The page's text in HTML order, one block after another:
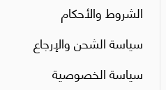
الشروط والأحكام
سياسة الشحن والإرجاع
سياسة الخصوصية